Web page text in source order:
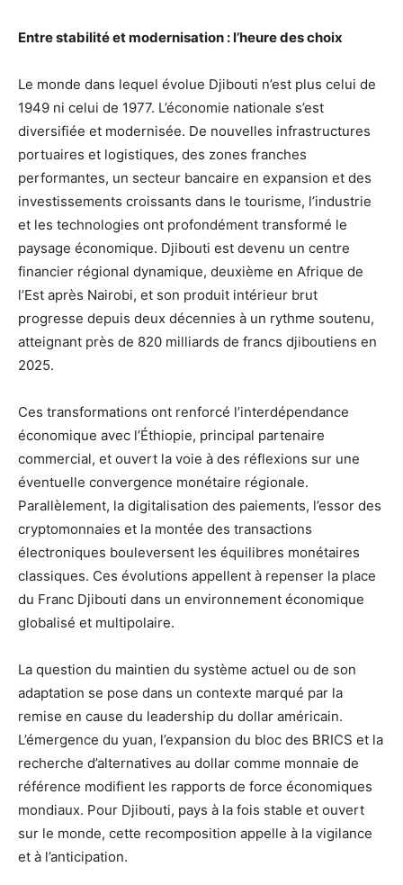
Entre stabilité et modernisation : l’heure des choix
Le monde dans lequel évolue Djibouti n’est plus celui de
1949 ni celui de 1977. L’économie nationale s’est
diversifiée et modernisée. De nouvelles infrastructures
portuaires et logistiques, des zones franches
performantes, un secteur bancaire en expansion et des
investissements croissants dans le tourisme, l’industrie
et les technologies ont profondément transformé le
paysage économique. Djibouti est devenu un centre
financier régional dynamique, deuxième en Afrique de
l’Est après Nairobi, et son produit intérieur brut
progresse depuis deux décennies à un rythme soutenu,
atteignant près de 820 milliards de francs djiboutiens en
2025.
Ces transformations ont renforcé l’interdépendance
économique avec l’Éthiopie, principal partenaire
commercial, et ouvert la voie à des réflexions sur une
éventuelle convergence monétaire régionale.
Parallèlement, la digitalisation des paiements, l’essor des
cryptomonnaies et la montée des transactions
électroniques bouleversent les équilibres monétaires
classiques. Ces évolutions appellent à repenser la place
du Franc Djibouti dans un environnement économique
globalisé et multipolaire.
La question du maintien du système actuel ou de son
adaptation se pose dans un contexte marqué par la
remise en cause du leadership du dollar américain.
L’émergence du yuan, l’expansion du bloc des BRICS et la
recherche d’alternatives au dollar comme monnaie de
référence modifient les rapports de force économiques
mondiaux. Pour Djibouti, pays à la fois stable et ouvert
sur le monde, cette recomposition appelle à la vigilance
et à l’anticipation.